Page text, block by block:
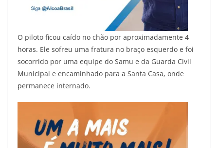
O piloto ficou caído no chão por aproximadamente 4
horas. Ele sofreu uma fratura no braço esquerdo e foi
socorrido por uma equipe do Samu e da Guarda Civil
Municipal e encaminhado para a Santa Casa, onde
permanece internado.